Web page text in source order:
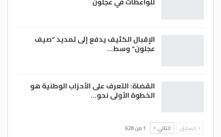
الإقبال الكثيف يدفع إلى تمديد “صيف
عجلون” وسط…
القضاة: التعرف على الأحزاب الوطنية هو
الخطوة الأولى نحو…
السابق التالي 1 من 628